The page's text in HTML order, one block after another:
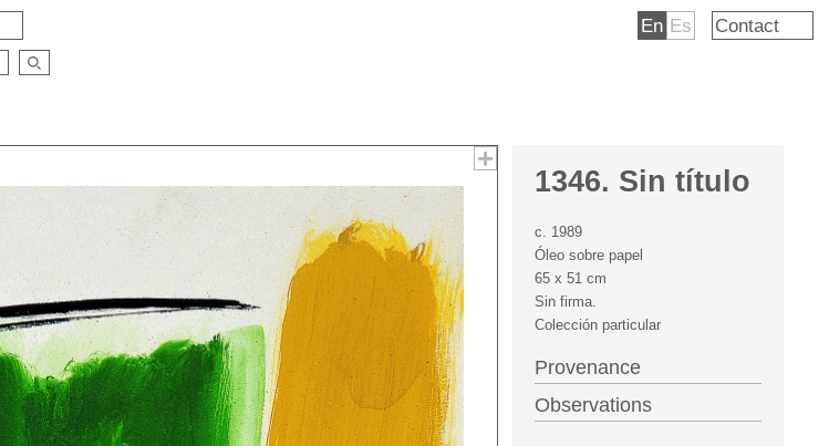
En Es Contact
1346. Sin título
c. 1989
Óleo sobre papel
65 x 51 cm
Sin firma.
Colección particular
Provenance
Observations